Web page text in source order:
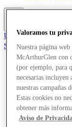
Únete al Club
Salvado
es
Tiendas
Ofertas
Planifica tu
¿Qué pasa?
Comer y beber
Tarjetas regalo
Servicios
Valoramos tu
Nuestra página
McArthurGlen con
(por ejemplo, para
necesarias incluyen
nuestras campañas
Estas cookies no
obtener más
Aviso de